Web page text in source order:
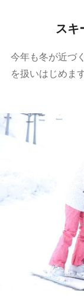
スキ
今年も冬が近づ
を扱いはじめます